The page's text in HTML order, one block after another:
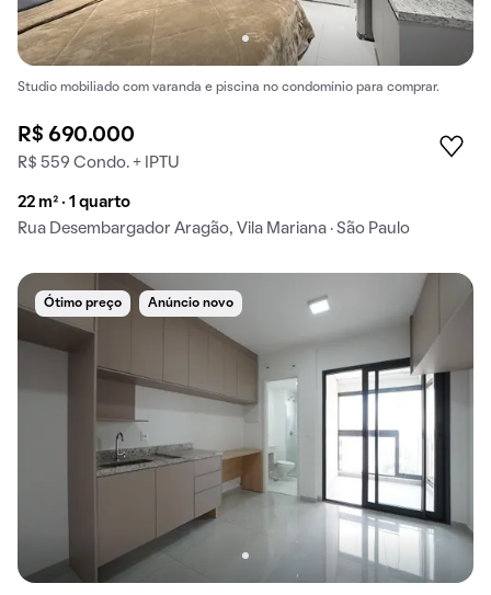
Studio mobiliado com varanda e piscina no condomínio para comprar.
R$ 690.000
R$ 559 Condo. + IPTU
22 m² · 1 quarto
Rua Desembargador Aragão, Vila Mariana · São Paulo
Ótimo preço Anúncio novo